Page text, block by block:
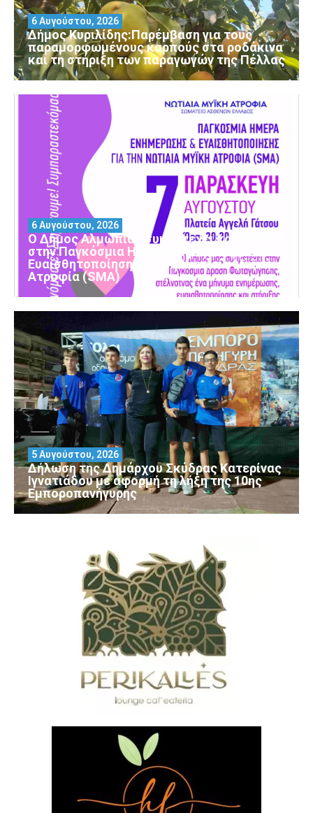
Δήμος Κυριλίδης:Παρέμβαση για τους
παραμορφωμένους καρπούς στα ροδάκινα
και τη στήριξη των παραγωγών της Πέλλας
6 Αυγούστου, 2026
Ο Δήμος Αλμωπίας συμμετέχει και φέτος
στην Παγκόσμια Ημέρα Ενημέρωσης και
Ευαισθητοποίησης για τη Νωτιαία Μυϊκή
Ατροφία (SMA)
6 Αυγούστου, 2026
Δήλωση της Δημάρχου Σκύδρας Κατερίνας
Ιγνατιάδου με αφορμή τη λήξη της 10ης
Εμποροπανήγυρης
5 Αυγούστου, 2026